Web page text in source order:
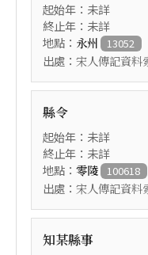
起始年：未詳
終止年：未詳
地點： 永州 13052
出處： 宋人傳記資料
縣令
起始年：未詳
終止年：未詳
地點： 零陵 100618
出處： 宋人傳記資料
知某縣事